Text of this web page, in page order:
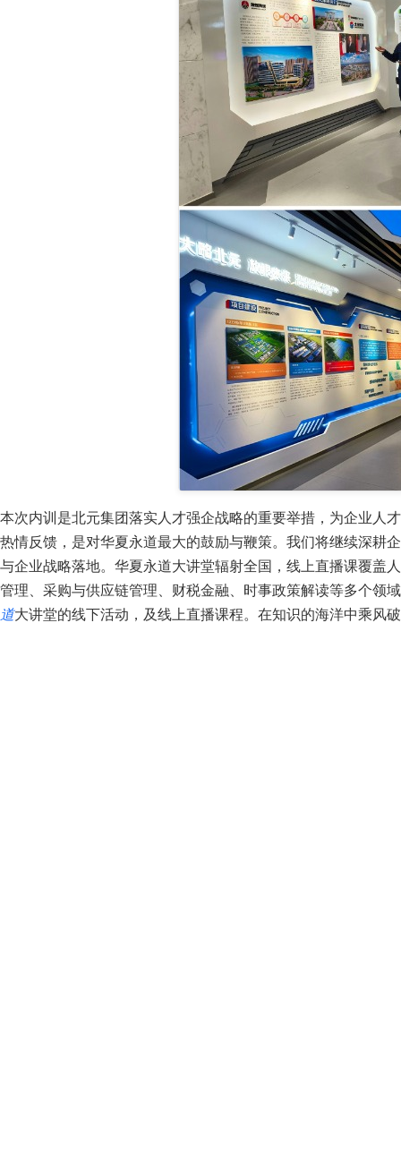
本次内训是北元集团落实人才强企战略的重要举措，为企业人
热情反馈，是对华夏永道最大的鼓励与鞭策。我们将继续深耕
与企业战略落地。华夏永道大讲堂辐射全国，线上直播课覆盖
管理、采购与供应链管理、财税金融、时事政策解读等多个领
道大讲堂的线下活动，及线上直播课程。在知识的海洋中乘风